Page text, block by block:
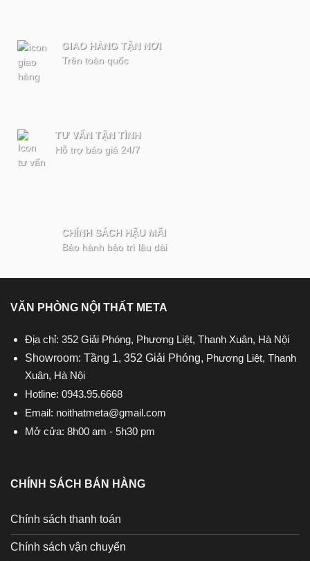
GIAO HÀNG TẬN NƠI
Trên toàn quốc
TƯ VẤN TẬN TÌNH
Hỗ trợ báo giá 24/7
CHÍNH SÁCH HẬU MÃI
Bảo hành bảo trì lâu dài
VĂN PHÒNG NỘI THẤT META
Địa chỉ: 352 Giải Phóng, Phương Liệt, Thanh Xuân, Hà Nội
Showroom: Tầng 1, 352 Giải Phóng, Phương Liệt, Thanh
Xuân, Hà Nội
Hotline: 0943.95.6668
Email: noithatmeta@gmail.com
Mở cửa: 8h00 am - 5h30 pm
CHÍNH SÁCH BÁN HÀNG
Chính sách thanh toán
Chính sách vận chuyển